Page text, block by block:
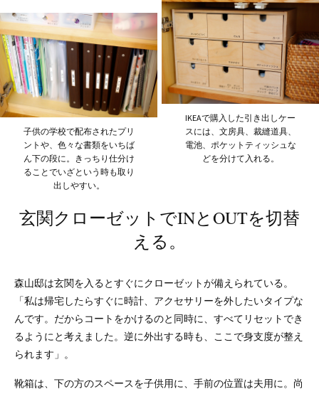
子供の学校で配布されたプリ
ントや、色々な書類をいちば
ん下の段に。きっちり仕分け
ることでいざという時も取り
出しやすい。
IKEAで購入した引き出しケー
スには、文房具、裁縫道具、
電池、ポケットティッシュな
どを分けて入れる。
玄関クローゼットでINとOUTを切替
える。
森山邸は玄関を入るとすぐにクローゼットが備えられている。
「私は帰宅したらすぐに時計、アクセサリーを外したいタイプな
んです。だからコートをかけるのと同時に、すべてリセットでき
るようにと考えました。逆に外出する時も、ここで身支度が整え
られます」。
靴箱は、下の方のスペースを子供用に、手前の位置は夫用に。尚